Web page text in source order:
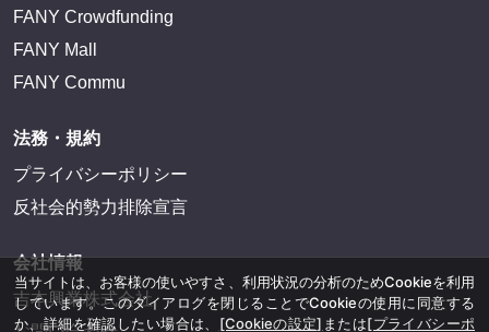
FANY Crowdfunding
FANY Mall
FANY Commu
法務・規約
プライバシーポリシー
反社会的勢力排除宣言
会社情報
吉本興業株式会社
当サイトは、お客様の使いやすさ、利用状況の分析のためCookieを利用
しています。このダイアログを閉じることでCookieの使用に同意する
か、詳細を確認したい場合は、 [Cookieの設定] または[プライバシーポ